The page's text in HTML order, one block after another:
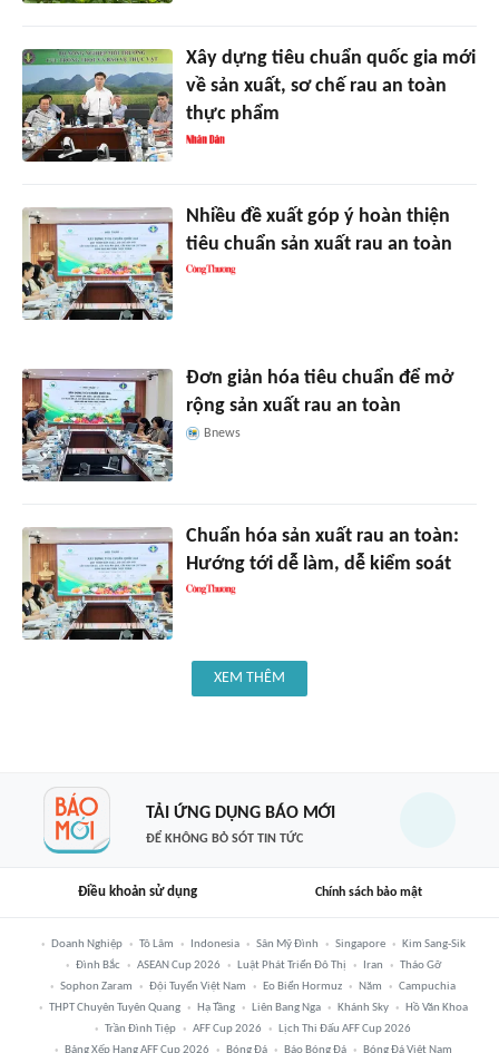
Xây dựng tiêu chuẩn quốc gia mới
về sản xuất, sơ chế rau an toàn
thực phẩm
Nhiều đề xuất góp ý hoàn thiện
tiêu chuẩn sản xuất rau an toàn
Đơn giản hóa tiêu chuẩn để mở
rộng sản xuất rau an toàn
Bnews
Chuẩn hóa sản xuất rau an toàn:
Hướng tới dễ làm, dễ kiểm soát
XEM THÊM
TẢI ỨNG DỤNG BÁO MỚI
ĐỂ KHÔNG BỎ SÓT TIN TỨC
Điều khoản sử dụng Chính sách bảo mật
Doanh Nghiệp Tô Lâm Indonesia Sân Mỹ Đình Singapore
Kim Sang-Sik
Đình Bắc
ASEAN Cup 2026 Luật Phát Triển Đô Thị Iran
Tháo Gỡ
Sophon Zaram
Đội Tuyển Việt Nam Eo Biển Hormuz Năm
Campuchia
THPT Chuyên Tuyên Quang
Hạ Tầng Liên Bang Nga Khánh Sky
Hồ Văn Khoa
Trần Đình Tiệp
AFF Cup 2026
Lịch Thi Đấu AFF Cup 2026
Bảng Xếp Hạng AFF Cup 2026
Bóng Đá Báo Bóng Đá Bóng Đá Việt Nam